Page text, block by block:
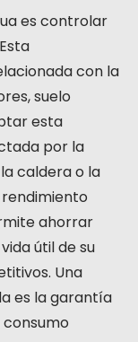
es controlar
con la
suelo
esta
por la
caldera o la
ahorrar
útil de su
Una
es la garantía